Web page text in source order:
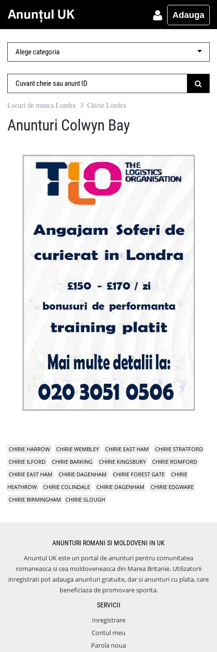
Adauga
Locuri de munca Londra Chirie Londra
Anunturi Colwyn Bay
CHIRIE HARROW CHIRIE WEMBLEY CHIRIE EAST HAM
CHIRIE STRATFORD
CHIRIE ILFORD
CHIRIE BARKING CHIRIE KINGSBURY
CHIRIE ROMFORD
CHIRIE EAST HAM
CHIRIE DAGENHAM CHIRIE FOREST GATE
CHIRIE
HEATHROW
CHIRIE COLINDALE CHIRIE DAGENHAM
CHIRIE EDGWARE
CHIRIE BIRMINGHAM
CHIRIE SLOUGH
ANUNTURI ROMANI SI MOLDOVENI IN UK
Anuntul UK este un portal de anunturi pentru comunitatea
romaneasca si cea moldoveneasca din Marea Britanie. Utilizatorii
inregistrati pot adauga anunturi gratuite, dar si anunturi cu plata, care
beneficiaza de promovare sporita.
SERVICII
Inregistrare
Contul meu
Parola noua